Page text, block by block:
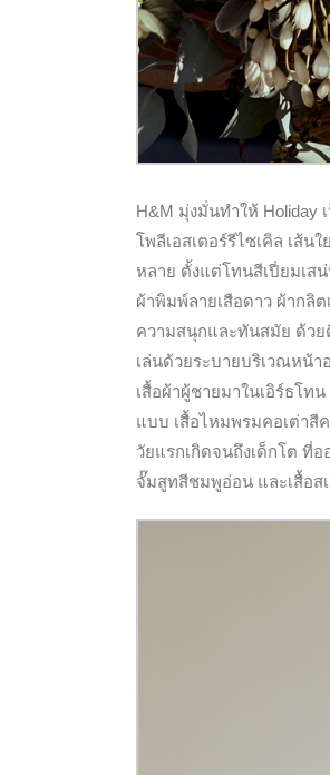
H&M มุ่งมั่นทำให้ Holiday
โพลีเอสเตอร์รีไซเคิล เส้
หลาย ตั้งแต่โทนสีเปี่ยมเส
ผ้าพิมพ์ลายเสือดาว ผ้ากลิ
ความสนุกและทันสมัย ด้วย
เล่นด้วยระบายบริเวณหน้
เสื้อผ้าผู้ชายมาในเอิร์ธโ
แบบ เสื้อไหมพรมคอเต่าสี
วัยแรกเกิดจนถึงเด็กโต ที่
จั๊มสูทสีชมพูอ่อน และเสื้อส